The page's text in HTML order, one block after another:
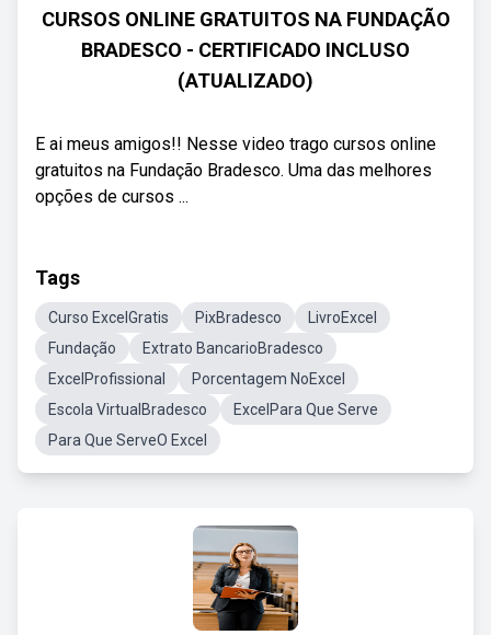
CURSOS ONLINE GRATUITOS NA FUNDAÇÃO
BRADESCO - CERTIFICADO INCLUSO
(ATUALIZADO)
E ai meus amigos!! Nesse video trago cursos online
gratuitos na Fundação Bradesco. Uma das melhores
opções de cursos ...
Tags
Curso ExcelGratis PixBradesco
LivroExcel
Fundação
Extrato BancarioBradesco
ExcelProfissional
Porcentagem NoExcel
Escola VirtualBradesco
ExcelPara Que Serve
Para Que ServeO Excel